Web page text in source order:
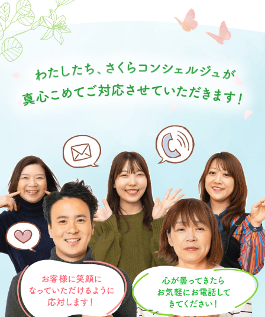
当社は、下記の場合を除いて個人情報を第三者に
提供することはありません。
① 本人の同意がある場合
② 法令に基づく場合
JISQ:15001によって認められている場合（この
場合においても、適切な社内手続きを経て行いま
す。）
当社は、利用目的の達成に必要な範囲内において
個人情報の取り扱いを第三者に委託する場合があ
ります。 この場合、法令及び当社の基準に従って
委託先を選定し、秘密保持、個人情報の安全管理
等について当社のプライバシー・ポリシーを遵守
するよう契約を締結し、 これを適切に監督いたし
ます。また、お客様の事前の同意なしに、当社の
委託先等、当社業務遂行上必要と認められる範囲
以外への第三者に提供されることはありません。
【個人情報の開示等の請求について】
当社は、開示対象個人情報の「利用目的の通知」
「開示」「訂正、追加、削除」「利用または提供
の拒否」の請求に応じております。 上記事項を請
求される場合は、当社「個人情報窓口」までお知